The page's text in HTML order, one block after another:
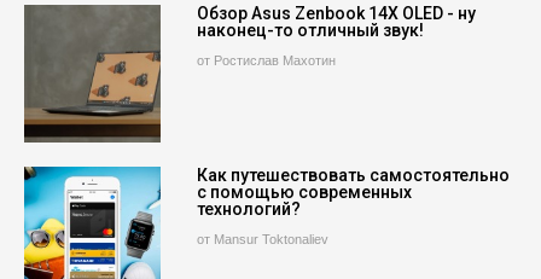
Обзор Asus Zenbook 14X OLED - ну
наконец-то отличный звук!
от Ростислав Махотин
Как путешествовать самостоятельно
с помощью современных
технологий?
от Mansur Toktonaliev